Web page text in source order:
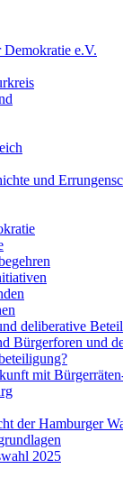
e.V.
und
deliberative
Bürgerforen und
mit
der Hamburger
2025